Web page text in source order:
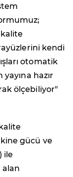
kendi
otomatik
hazır
ölçebiliyor"
gücü ve
ile
alan